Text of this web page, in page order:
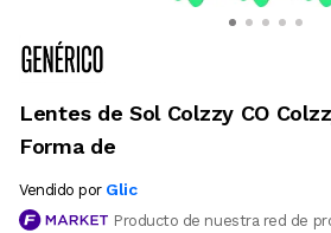
Lentes de Sol Colzzy CO
Forma de
Vendido por Glic
Producto de nuestra red de